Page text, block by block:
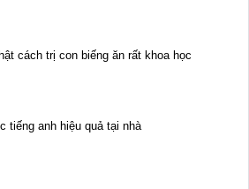
cách trị con biếng ăn rất khoa học
tiếng anh hiệu quả tại nhà